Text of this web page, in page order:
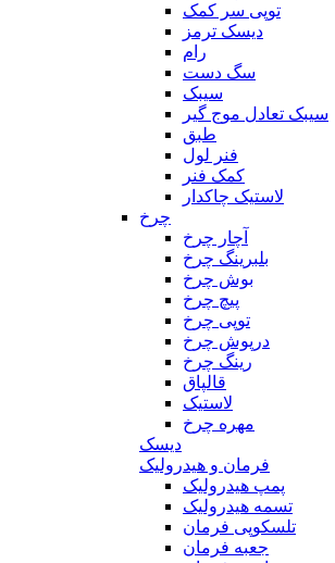
توپی سر کمک
دیسک ترمز
رام
سگ دست
سیبک
سیبک تعادل موج گیر
طبق
فنر لول
کمک فنر
لاستیک چاکدار
چرخ
آچار چرخ
بلبرینگ چرخ
بوش چرخ
پیچ چرخ
توپی چرخ
درپوش چرخ
رینگ چرخ
قالپاق
لاستیک
مهره چرخ
دیسک
فرمان و هیدرولیک
پمپ هیدرولیک
تسمه هیدرولیک
تلسکوپی فرمان
جعبه فرمان